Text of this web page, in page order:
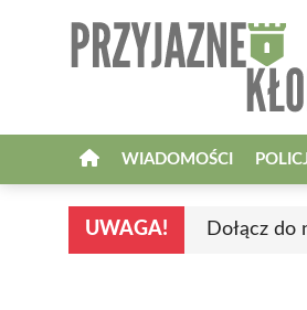
WIADOMOŚCI
UWAGA! Dołącz do